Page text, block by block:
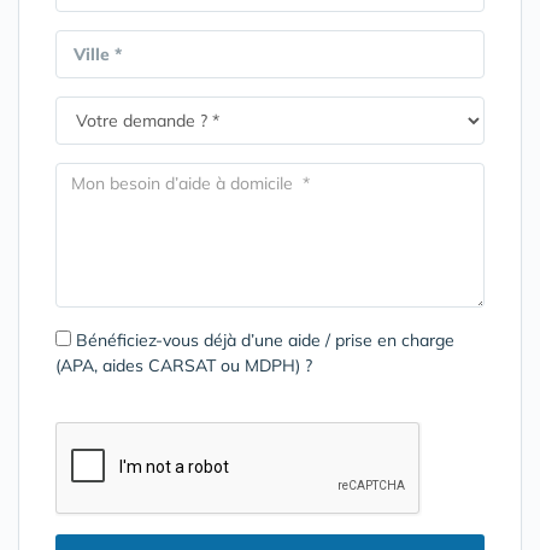
Ville *
Bénéficiez-vous déjà d’une aide / prise en charge
(APA, aides CARSAT ou MDPH) ?